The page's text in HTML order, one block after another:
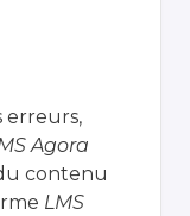
erreurs,
Agora
contenu
LMS